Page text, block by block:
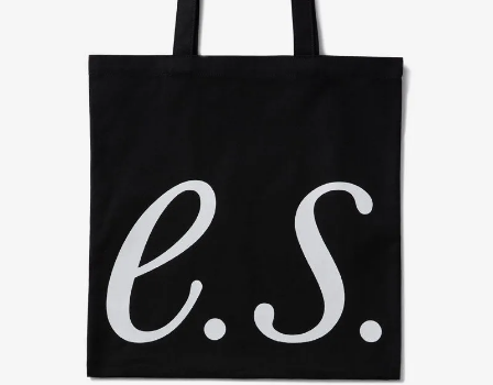
全てのブランド
UNIVERSAL PRODUCTS.
EVCON
1LDK STAND